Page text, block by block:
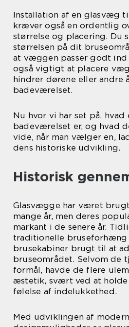
Installation af en glasvæg
kræver også en ordentlig
størrelse og placering. Du
størrelsen på dit
at væggen passer godt ind
også vigtigt at placere
hindrer dørene eller andre
badeværelset.
Nu hvor vi har set på,
badeværelset er, og hvad
vide, når man vælger en,
dens historiske udvikling.
Historisk
Glasvægge har været
mange år, men deres
markant i de senere år.
traditionelle bruseforhæng
brusekabiner brugt til at
bruseområdet. Selvom de
formål, havde de flere
æstetik, svært ved at holde
følelse af indelukkethed.
Med udviklingen af